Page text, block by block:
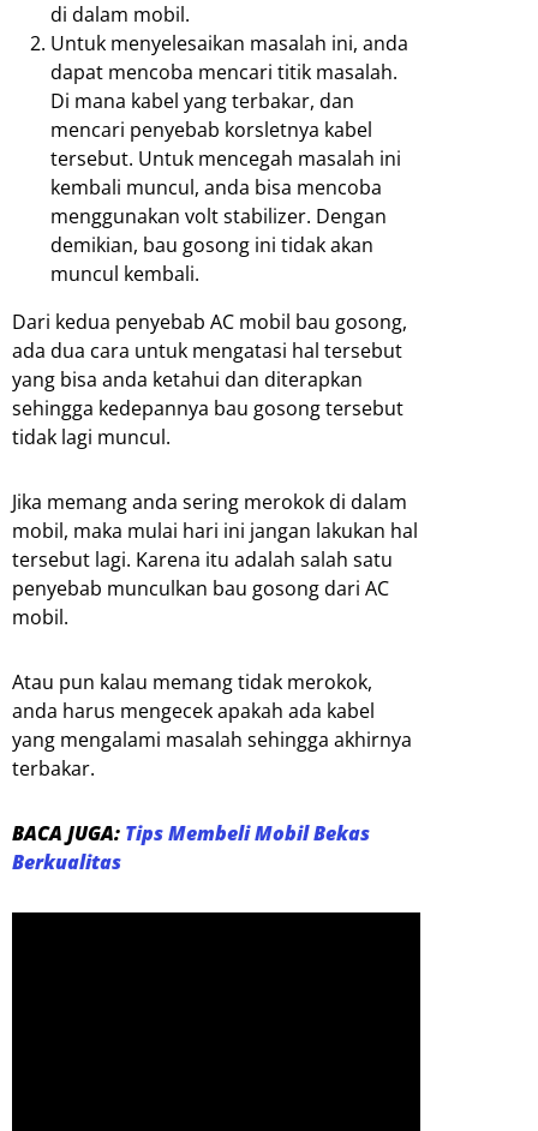
di dalam mobil.
Untuk menyelesaikan masalah ini, anda
dapat mencoba mencari titik masalah.
Di mana kabel yang terbakar, dan
mencari penyebab korsletnya kabel
tersebut. Untuk mencegah masalah ini
kembali muncul, anda bisa mencoba
menggunakan volt stabilizer. Dengan
demikian, bau gosong ini tidak akan
muncul kembali.
Dari kedua penyebab AC mobil bau gosong,
ada dua cara untuk mengatasi hal tersebut
yang bisa anda ketahui dan diterapkan
sehingga kedepannya bau gosong tersebut
tidak lagi muncul.
Jika memang anda sering merokok di dalam
mobil, maka mulai hari ini jangan lakukan hal
tersebut lagi. Karena itu adalah salah satu
penyebab munculkan bau gosong dari AC
mobil.
Atau pun kalau memang tidak merokok,
anda harus mengecek apakah ada kabel
yang mengalami masalah sehingga akhirnya
terbakar.
BACA JUGA: Tips Membeli Mobil Bekas
Berkualitas